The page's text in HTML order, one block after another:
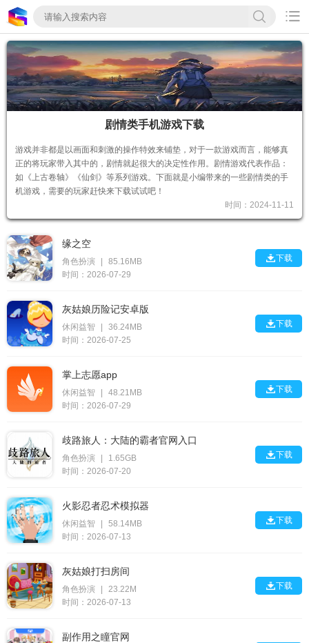

剧情类手机游戏下载
游戏并非都是以画面和刺激的操作特效来铺垫，对于一款游戏而言，能够真
正的将玩家带入其中的，剧情就起很大的决定性作用。剧情游戏代表作品：
如《上古卷轴》《仙剑》等系列游戏。下面就是小编带来的一些剧情类的手
机游戏，需要的玩家赶快来下载试试吧！
时间：2024-11-11
缘之空
角色扮演
85.16MB
时间：2026-07-29
下载
灰姑娘历险记安卓版
休闲益智
36.24MB
时间：2026-07-25
下载
掌上志愿app
休闲益智
48.21MB
时间：2026-07-29
下载
歧路旅人：大陆的霸者官网入口
角色扮演
1.65GB
时间：2026-07-20
下载
火影忍者忍术模拟器
休闲益智
58.14MB
时间：2026-07-13
下载
灰姑娘打扫房间
角色扮演
23.22M
时间：2026-07-13
下载
副作用之瞳官网